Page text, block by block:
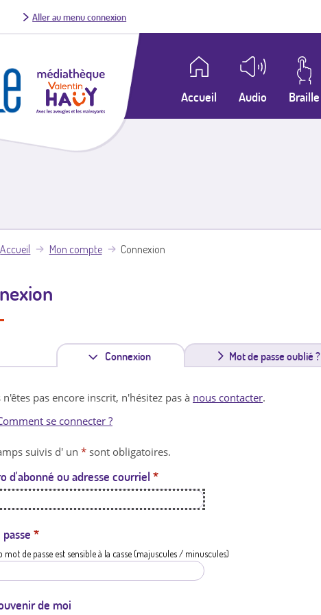
Aller au menu connexion
Accueil Audio Braille
Accueil Mon compte Connexion
Connexion
n
l
e
Mot de passe oublié ?
n'êtes pas encore inscrit, n'hésitez pas à nous contacter.
se connecter ?
suivis d' un * sont obligatoires.
d'abonné ou adresse courriel *
*
mot de passe est sensible à la casse (majuscules / minuscules)
de moi